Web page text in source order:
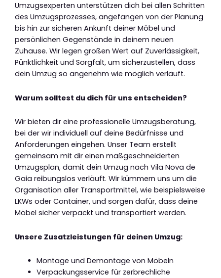
Umzugsexperten unterstützen dich bei allen Schritten
des Umzugsprozesses, angefangen von der Planung
bis hin zur sicheren Ankunft deiner Möbel und
persönlichen Gegenstände in deinem neuen
Zuhause. Wir legen großen Wert auf Zuverlässigkeit,
Pünktlichkeit und Sorgfalt, um sicherzustellen, dass
dein Umzug so angenehm wie möglich verläuft.
Warum solltest du dich für uns entscheiden?
Wir bieten dir eine professionelle Umzugsberatung,
bei der wir individuell auf deine Bedürfnisse und
Anforderungen eingehen. Unser Team erstellt
gemeinsam mit dir einen maßgeschneiderten
Umzugsplan, damit dein Umzug nach Vila Nova de
Gaia reibungslos verläuft. Wir kümmern uns um die
Organisation aller Transportmittel, wie beispielsweise
LKWs oder Container, und sorgen dafür, dass deine
Möbel sicher verpackt und transportiert werden.
Unsere Zusatzleistungen für deinen Umzug:
Montage und Demontage von Möbeln
Verpackungsservice für zerbrechliche